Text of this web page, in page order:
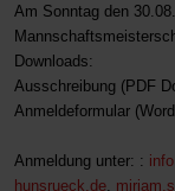
Am Sonntag den
Downloads:
Ausschreibung (PDF
Anmeldeformular
Anmeldung unter: :
hunsrueck,de